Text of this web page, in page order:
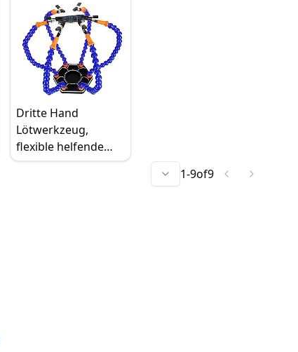
Dritte Hand
Lötwerkzeug,
flexible helfende
Hände Lötstation
1-9of9